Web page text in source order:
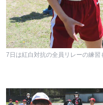
7日は紅白対抗の全員リレーの練